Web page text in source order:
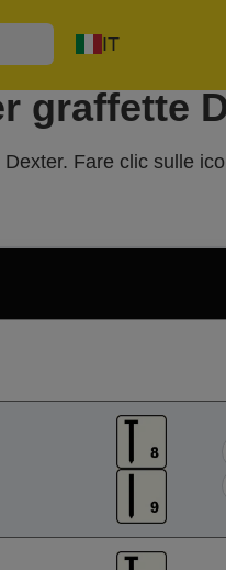
IT
graffette
Fare clic sulle